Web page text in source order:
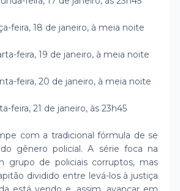
feira, 18 de janeiro, à meia noite
feira, 19 de janeiro, à meia noite
feira, 20 de janeiro, à meia noite
feira, 21 de janeiro, às 23h45
com a tradicional fórmula de se
gênero policial. A série foca na
grupo de policiais corruptos, mas
dividido entre levá-los à justiça